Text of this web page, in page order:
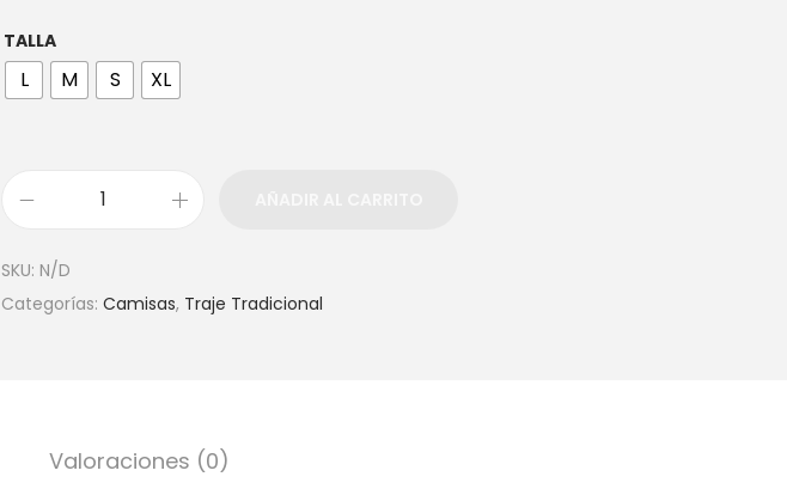
TALLA
L M S XL
SKU: N/D
Categorías: Camisas, Traje Tradicional
Valoraciones (0)